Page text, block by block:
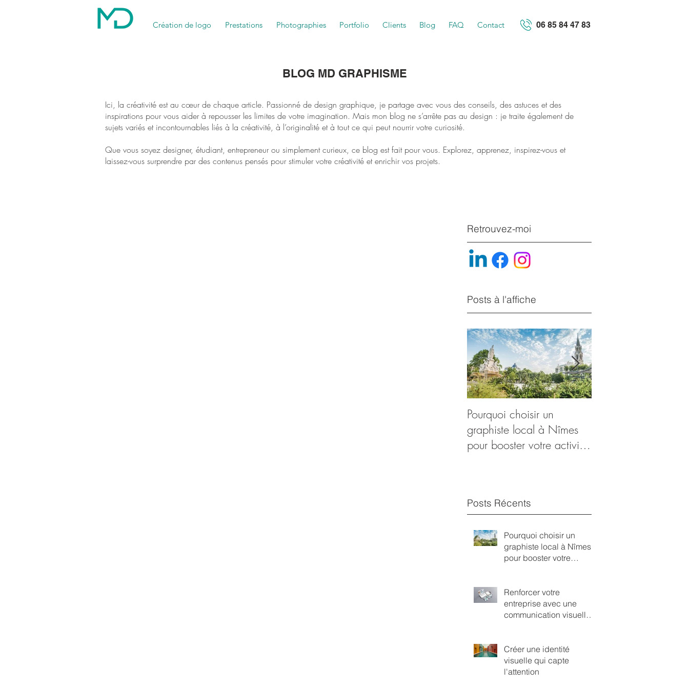
Création de logo Prestations Photographies Portfolio Clients Blog FAQ Contact 06 85 84 47 83
BLOG MD GRAPHISME
Ici, la créativité est au cœur de chaque article. Passionné de design graphique, je partage avec vous des conseils, des astuces et des
inspirations pour vous aider à repousser les limites de votre imagination. Mais mon blog ne s’arrête pas au design : je traite également de
sujets variés et incontournables liés à la créativité, à l’originalité et à tout ce qui peut nourrir votre curiosité.
Que vous soyez designer, étudiant, entrepreneur ou simplement curieux, ce blog est fait pour vous. Explorez, apprenez, inspirez-vous et
laissez-vous surprendre par des contenus pensés pour stimuler votre créativité et enrichir vos projets.
Retrouvez-moi
Posts à l'affiche
Pourquoi choisir un
graphiste local à Nîmes
pour booster votre activité
Posts Récents
Pourquoi choisir un
graphiste local à Nîmes
pour booster votre
Renforcer votre
entreprise avec une
communication visuelle
Créer une identité
visuelle qui capte
l'attention